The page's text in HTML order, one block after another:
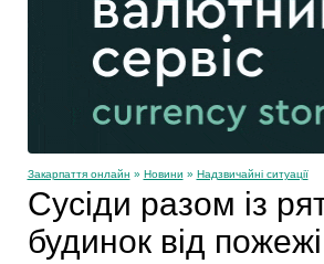
Закарпаття онлайн » Новини » Надзвичайні ситуації
Сусіди разом із
будинок від